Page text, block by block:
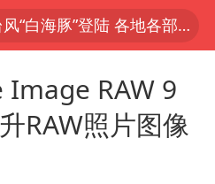
台风“白海豚”登陆 各地各部门全力应对
发布暴雨橙色预警
虎卫士110 HSE限时降价
我国发现稀散金属独立新矿物——乌斯河锗矿
Image RAW 9
RAW照片图像